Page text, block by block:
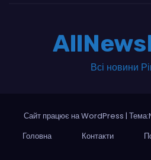
Всі новини
Сайт працює на WordPress |
Головна
Контакти